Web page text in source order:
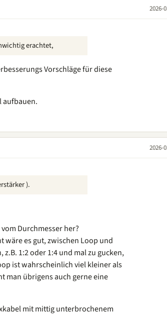
2026-
erachtet,
Vorschläge für diese
aufbauen.
2026-
).
Durchmesser her?
wäre es gut, zwischen Loop und
1:2 oder 1:4 und mal zu gucken,
ist wahrscheinlich viel kleiner als
man übrigens auch gerne eine
mit mittig unterbrochenem